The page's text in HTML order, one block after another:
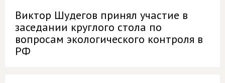
Виктор Шудегов принял участие в
заседании круглого стола по
вопросам экологического контроля в
РФ